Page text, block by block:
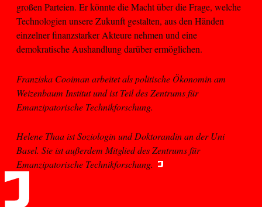
großen Parteien. Er könnte die Macht über die Frage, welche
Technologien unsere Zukunft gestalten, aus den Händen
einzelner finanzstarker Akteure nehmen und eine
demokratische Aushandlung darüber ermöglichen.
Franziska Cooiman arbeitet als politische Ökonomin am
Weizenbaum Institut und ist Teil des Zentrums für
Emanzipatorische Technikforschung.
Helene Thaa ist Soziologin und Doktorandin an der Uni
Basel. Sie ist außerdem Mitglied des Zentrums für
Emanzipatorische Technikforschung.